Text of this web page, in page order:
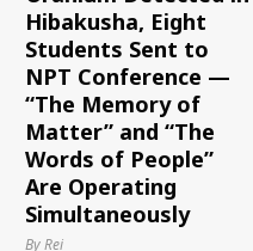
Hibakusha, Eight
Students Sent to
NPT Conference —
“The Memory of
Matter” and “The
Words of People”
Are Operating
Simultaneously
By Rei